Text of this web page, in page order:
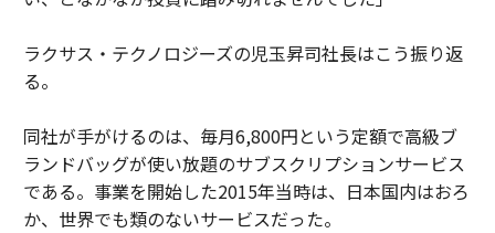
ラクサス・テクノロジーズの児玉昇司社長はこう振り返
る。
同社が手がけるのは、毎月6,800円という定額で高級ブ
ランドバッグが使い放題のサブスクリプションサービス
である。事業を開始した2015年当時は、日本国内はおろ
か、世界でも類のないサービスだった。